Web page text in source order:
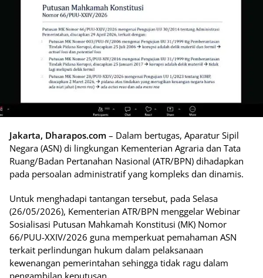
Jakarta, Dharapos.com – Dalam bertugas, Aparatur Sipil
Negara (ASN) di lingkungan Kementerian Agraria dan Tata
Ruang/Badan Pertanahan Nasional (ATR/BPN) dihadapkan
pada persoalan administratif yang kompleks dan dinamis.
Untuk menghadapi tantangan tersebut, pada Selasa
(26/05/2026), Kementerian ATR/BPN menggelar Webinar
Sosialisasi Putusan Mahkamah Konstitusi (MK) Nomor
66/PUU-XXIV/2026 guna memperkuat pemahaman ASN
terkait perlindungan hukum dalam pelaksanaan
kewenangan pemerintahan sehingga tidak ragu dalam